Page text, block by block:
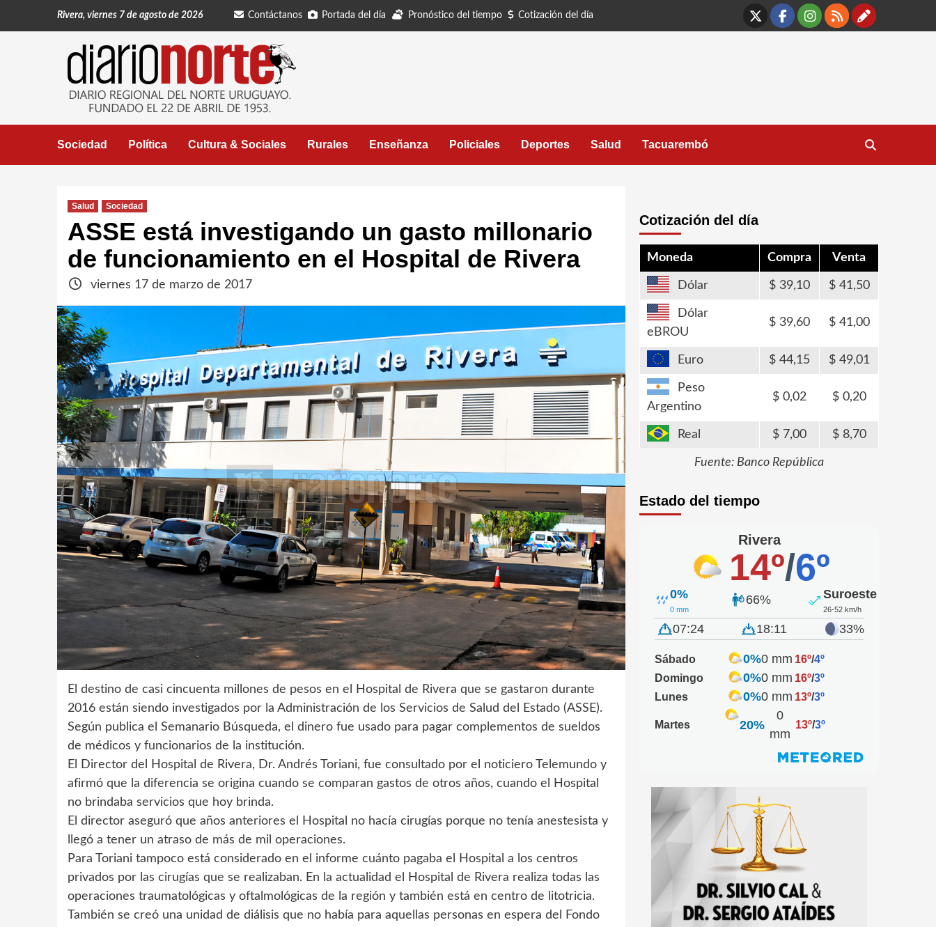
Rivera, viernes 7 de agosto de 2026 Contáctanos Portada del día Pronóstico del tiempo Cotización del día
X Facebook
Instagram
RSS
Sociedad Política Cultura & Sociales Rurales Enseñanza Policiales Deportes Salud Tacuarembó
Salud Sociedad
ASSE está investigando un gasto millonario
de funcionamiento en el Hospital de Rivera
viernes 17 de marzo de 2017
El destino de casi cincuenta millones de pesos en el Hospital de Rivera que se gastaron durante
2016 están siendo investigados por la Administración de los Servicios de Salud del Estado (ASSE).
Según publica el Semanario Búsqueda, el dinero fue usado para pagar complementos de sueldos
de médicos y funcionarios de la institución.
El Director del Hospital de Rivera, Dr. Andrés Toriani, fue consultado por el noticiero Telemundo y
afirmó que la diferencia se origina cuando se comparan gastos de otros años, cuando el Hospital
no brindaba servicios que hoy brinda.
El director aseguró que años anteriores el Hospital no hacía cirugías porque no tenía anestesista y
llegó a tener un atraso de más de mil operaciones.
Para Toriani tampoco está considerado en el informe cuánto pagaba el Hospital a los centros
privados por las cirugías que se realizaban. En la actualidad el Hospital de Rivera realiza todas las
operaciones traumatológicas y oftalmológicas de la región y también está en centro de litotricia.
También se creó una unidad de diálisis que no había para aquellas personas en espera del Fondo
Cotización del día
Moneda Compra Venta
Dólar 39,10 41,50
Dólar
eBROU
39,60 41,00
Euro 44,15 49,01
Peso
Argentino
0,02 0,20
Real 7,00 8,70
Fuente: Banco República
Estado del tiempo
Rivera
14º/6º
0%
0 mm
66% Suroeste
26-52 km/h
07:24 18:11 33%
Sábado 0%0 mm 16º/4º
Domingo
0%0 mm 16º/3º
Lunes
0%0 mm 13º/3º
Martes 20%
0
mm
13º/3º